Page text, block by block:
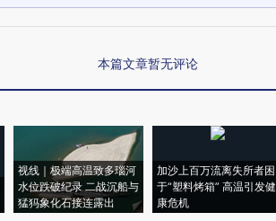
本篇文章暂无评论
视线｜极端高温致多瑙河
水位跌破纪录 二战沉船与
猛犸象化石接连露出
加沙上百万流离失所者困
于“塑料烤箱” 高温引发健
康危机